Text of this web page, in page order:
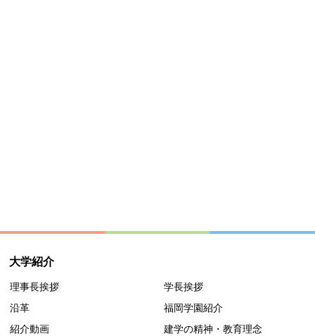
大学紹介
理事長挨拶
学長挨拶
沿革
福岡学園紹介
紹介動画
建学の精神・教育理念